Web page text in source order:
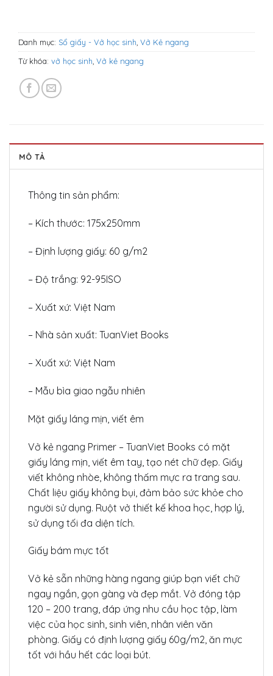
Danh mục: Sổ giấy - Vở học sinh, Vở Kẻ ngang
Từ khóa: vở học sinh, Vở kẻ ngang
MÔ TẢ
Thông tin sản phẩm:
– Kích thước: 175x250mm
– Định lượng giấy: 60 g/m2
– Độ trắng: 92-95ISO
– Xuất xứ: Việt Nam
– Nhà sản xuất: TuanViet Books
– Xuất xứ: Việt Nam
– Mẫu bìa giao ngẫu nhiên
Mặt giấy láng mịn, viết êm
Vở kẻ ngang Primer – TuanViet Books có mặt
giấy láng mịn, viết êm tay, tạo nét chữ đẹp. Giấy
viết không nhòe, không thấm mực ra trang sau.
Chất liệu giấy không bụi, đảm bảo sức khỏe cho
người sử dụng. Ruột vở thiết kế khoa học, hợp lý,
sử dụng tối đa diện tích.
Giấy bám mực tốt
Vở kẻ sẵn những hàng ngang giúp bạn viết chữ
ngay ngắn, gọn gàng và đẹp mắt. Vở đóng tập
120 – 200 trang, đáp ứng nhu cầu học tập, làm
việc của học sinh, sinh viên, nhân viên văn
phòng. Giấy có định lượng giấy 60g/m2, ăn mực
tốt với hầu hết các loại bút.